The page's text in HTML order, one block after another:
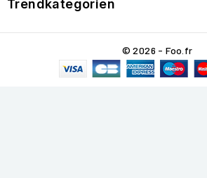
Trendkategorien
© 2026 - Foo.fr